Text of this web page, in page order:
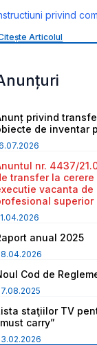
privind
Articolul
privind
de inventar
nr. 4437/
transfer la
vacanta
superior
anual 2025
Cod de
staţiilor TV
carry”